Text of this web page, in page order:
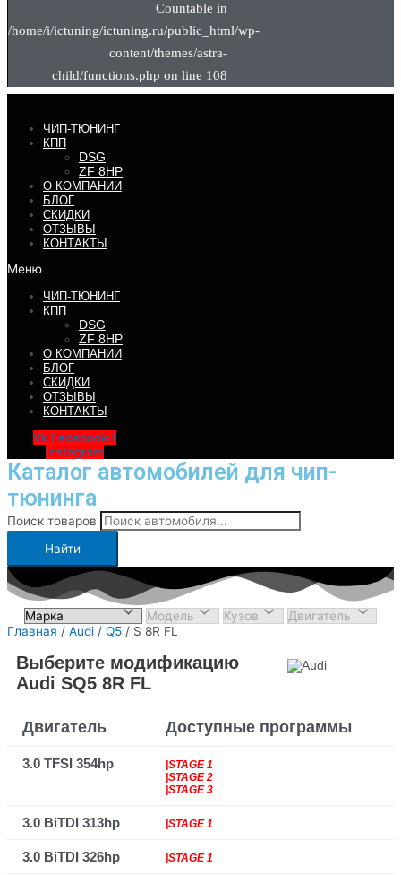
Countable in
/home/i/ictuning/ictuning.ru/public_html/wp-
content/themes/astra-
child/functions.php on line 108
ЧИП-ТЮНИНГ
КПП
DSG
ZF 8HP
О КОМПАНИИ
БЛОГ
СКИДКИ
ОТЗЫВЫ
КОНТАКТЫ
Меню
ЧИП-ТЮНИНГ
КПП
DSG
ZF 8HP
О КОМПАНИИ
БЛОГ
СКИДКИ
ОТЗЫВЫ
КОНТАКТЫ
Vk Facebook-f
Instagram
Каталог автомобилей для чип-
тюнинга
Поиск товаров
Найти
Главная / Audi / Q5 / S 8R FL
Выберите модификацию
Audi SQ5 8R FL
Двигатель Доступные программы
3.0 TFSI 354hp
|STAGE 1
|STAGE 2
|STAGE 3
3.0 BiTDI 313hp |STAGE 1
3.0 BiTDI 326hp |STAGE 1